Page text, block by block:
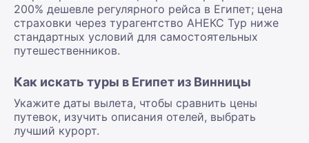
200% дешевле регулярного рейса в Египет; цена
страховки через турагентство АНЕКС Тур ниже
стандартных условий для самостоятельных
путешественников.
Как искать туры в Египет из Винницы
Укажите даты вылета, чтобы сравнить цены
путевок, изучить описания отелей, выбрать
лучший курорт.